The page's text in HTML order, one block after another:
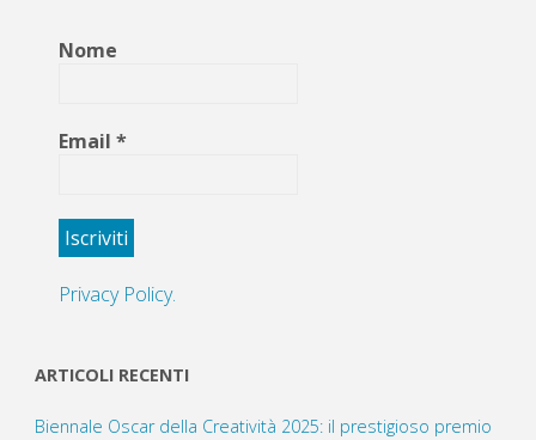
Nome
Email *
Privacy Policy.
ARTICOLI RECENTI
Biennale Oscar della Creatività 2025: il prestigioso premio